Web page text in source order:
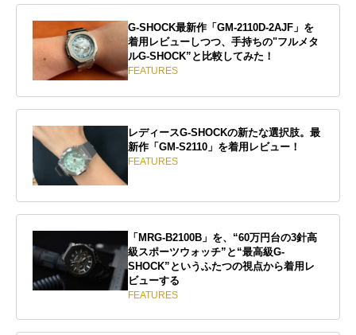
G-SHOCK最新作「GM-2110D-2AJF」を
着用レビューしつつ、手持ちの"フルメタ
ルG-SHOCK”と比較してみた！
FEATURES
レディースG-SHOCKの新たな選択肢。最
新作「GM-S2110」を着用レビュー！
FEATURES
「MRG-B2100B」を、“60万円台の3針高
級スポーツウォッチ”と“最高級G-
SHOCK”というふたつの視点から着用レ
ビューする
FEATURES